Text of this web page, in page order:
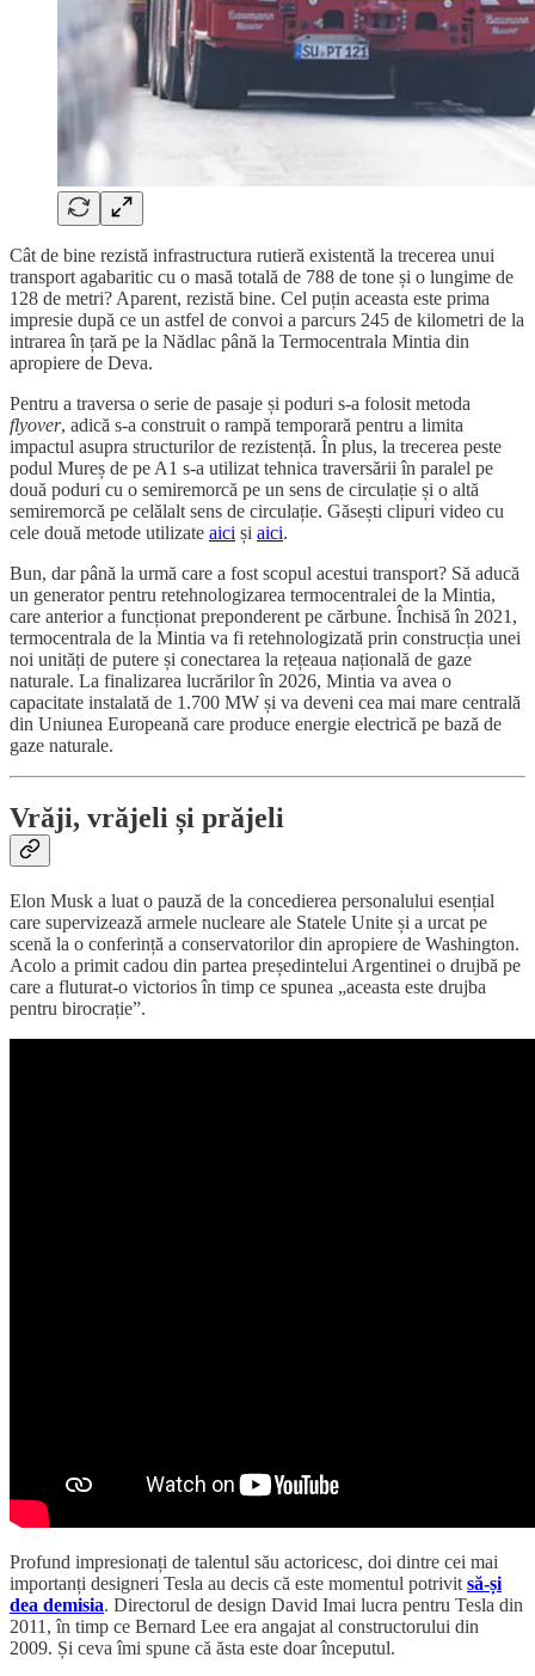
Cât de bine rezistă infrastructura rutieră existentă la trecerea unui
transport agabaritic cu o masă totală de 788 de tone și o lungime de
128 de metri? Aparent, rezistă bine. Cel puțin aceasta este prima
impresie după ce un astfel de convoi a parcurs 245 de kilometri de la
intrarea în țară pe la Nădlac până la Termocentrala Mintia din
apropiere de Deva.
Pentru a traversa o serie de pasaje și poduri s-a folosit metoda
flyover, adică s-a construit o rampă temporară pentru a limita
impactul asupra structurilor de rezistență. În plus, la trecerea peste
podul Mureș de pe A1 s-a utilizat tehnica traversării în paralel pe
două poduri cu o semiremorcă pe un sens de circulație și o altă
semiremorcă pe celălalt sens de circulație. Găsești clipuri video cu
cele două metode utilizate aici și aici.
Bun, dar până la urmă care a fost scopul acestui transport? Să aducă
un generator pentru retehnologizarea termocentralei de la Mintia,
care anterior a funcționat preponderent pe cărbune. Închisă în 2021,
termocentrala de la Mintia va fi retehnologizată prin construcția unei
noi unități de putere și conectarea la rețeaua națională de gaze
naturale. La finalizarea lucrărilor în 2026, Mintia va avea o
capacitate instalată de 1.700 MW și va deveni cea mai mare centrală
din Uniunea Europeană care produce energie electrică pe bază de
gaze naturale.
Vrăji, vrăjeli și prăjeli
Elon Musk a luat o pauză de la concedierea personalului esențial
care supervizează armele nucleare ale Statele Unite și a urcat pe
scenă la o conferință a conservatorilor din apropiere de Washington.
Acolo a primit cadou din partea președintelui Argentinei o drujbă pe
care a fluturat-o victorios în timp ce spunea „aceasta este drujba
pentru birocrație”.
Profund impresionați de talentul său actoricesc, doi dintre cei mai
importanți designeri Tesla au decis că este momentul potrivit să-și
dea demisia. Directorul de design David Imai lucra pentru Tesla din
2011, în timp ce Bernard Lee era angajat al constructorului din
2009. Și ceva îmi spune că ăsta este doar începutul.